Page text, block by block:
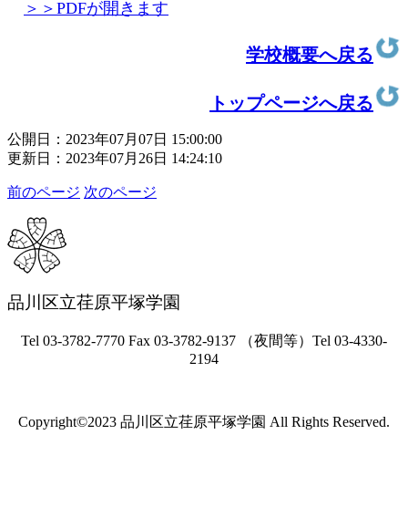
＞＞PDFが開きます
学校概要へ戻る
トップページへ戻る
公開日：2023年07月07日 15:00:00
更新日：2023年07月26日 14:24:10
前のページ 次のページ
品川区立荏原平塚学園
Tel 03-3782-7770 Fax 03-3782-9137 （夜間等）Tel 03-4330-
2194
Copyright©2023 品川区立荏原平塚学園 All Rights Reserved.